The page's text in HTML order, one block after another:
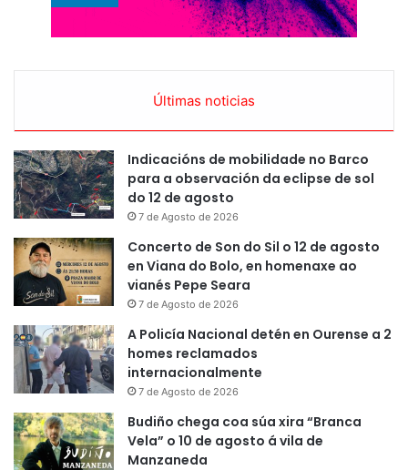
Últimas noticias
Indicacións de mobilidade no Barco
para a observación da eclipse de sol
do 12 de agosto
7 de Agosto de 2026
Concerto de Son do Sil o 12 de agosto
en Viana do Bolo, en homenaxe ao
vianés Pepe Seara
7 de Agosto de 2026
A Policía Nacional detén en Ourense a 2
homes reclamados
internacionalmente
7 de Agosto de 2026
Budiño chega coa súa xira “Branca
Vela” o 10 de agosto á vila de
Manzaneda